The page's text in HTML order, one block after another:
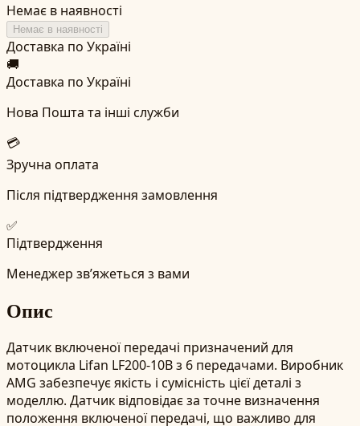
Немає в наявності
Немає в наявності
Доставка по Україні
🚚
Доставка по Україні
Нова Пошта та інші служби
💳
Зручна оплата
Після підтвердження замовлення
✅
Підтвердження
Менеджер зв’яжеться з вами
Опис
Датчик включеної передачі призначений для
мотоцикла Lifan LF200-10B з 6 передачами. Виробник
AMG забезпечує якість і сумісність цієї деталі з
моделлю. Датчик відповідає за точне визначення
положення включеної передачі, що важливо для